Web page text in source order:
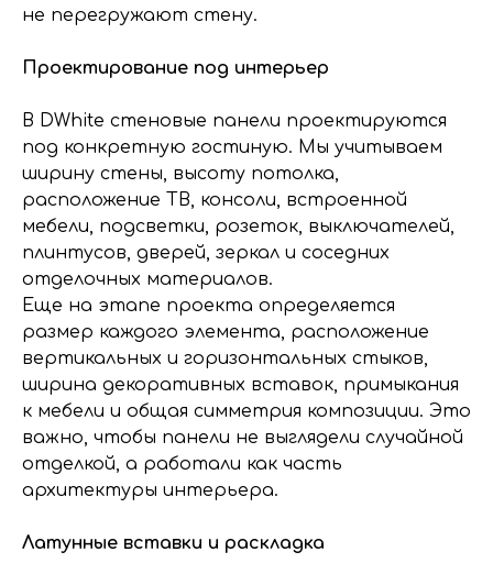
не перегружают стену.
Проектирование под интерьер
В DWhite стеновые панели проектируются
под конкретную гостиную. Мы учитываем
ширину стены, высоту потолка,
расположение ТВ, консоли, встроенной
мебели, подсветки, розеток, выключателей,
плинтусов, дверей, зеркал и соседних
отделочных материалов.
Еще на этапе проекта определяется
размер каждого элемента, расположение
вертикальных и горизонтальных стыков,
ширина декоративных вставок, примыкания
к мебели и общая симметрия композиции. Это
важно, чтобы панели не выглядели случайной
отделкой, а работали как часть
архитектуры интерьера.
Латунные вставки и раскладка